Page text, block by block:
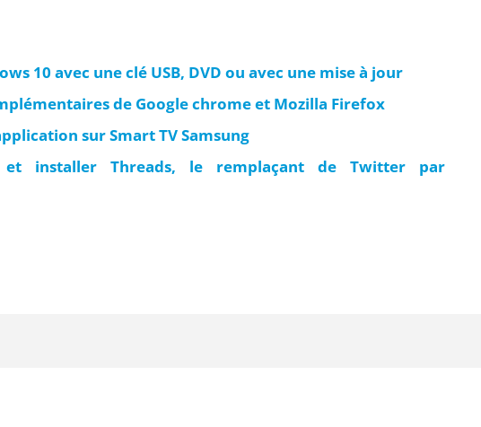
10 avec une clé USB, DVD ou avec une mise à jour
de Google chrome et Mozilla Firefox
sur Smart TV Samsung
et installer Threads, le remplaçant de Twitter par